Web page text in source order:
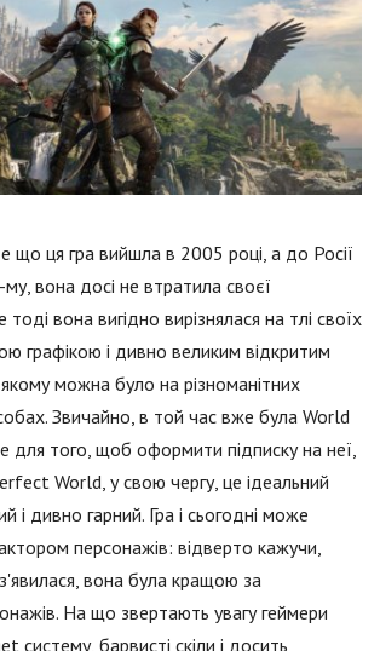
що ця гра вийшла в 2005 році, а до Росії
вона досі не втратила своєї
вона вигідно вирізнялася на тлі своїх
графікою і дивно великим відкритим
можна було на різноманітних
Звичайно, в той час вже була World
того, щоб оформити підписку на неї,
World, у свою чергу, це ідеальний
і дивно гарний. Гра і сьогодні може
персонажів: відверто кажучи,
вона була кращою за
На що звертають увагу геймери
систему, барвисті скіли і досить